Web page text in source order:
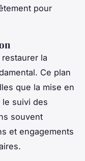
pour
la
Ce plan
que la mise en
suivi des
souvent
et engagements